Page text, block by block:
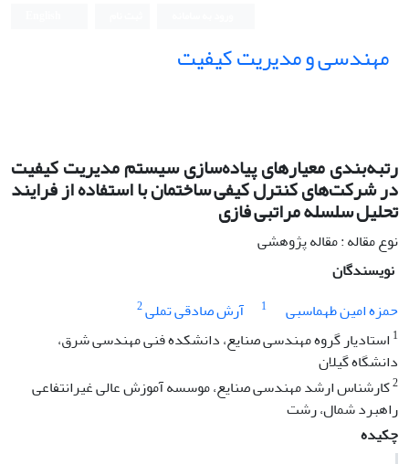
مهندسی و مدیریت کیفیت
رتبه‌بندی معیارهای پیاده‌سازی سیستم مدیریت کیفیت
در شرکت‌های کنترل کیفی ساختمان با استفاده از فرایند
تحلیل سلسله مراتبی فازی
نوع مقاله : مقاله پژوهشی
نویسندگان
حمزه امین طهماسبی
1 آرش صادقی تملی2
1 استادیار گروه مهندسی صنایع، دانشکده فنی مهندسی شرق،
دانشگاه گیلان
2کارشناس ارشد مهندسی صنایع، موسسه آموزش عالی غیرانتفاعی
راهبرد شمال، رشت
چکیده